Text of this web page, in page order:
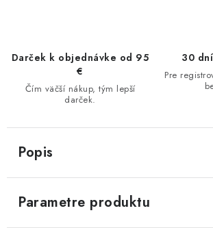
Darček k objednávke od 95
€
Čím väčší nákup, tým lepší
darček.
30
Pre
Popis
Parametre produktu